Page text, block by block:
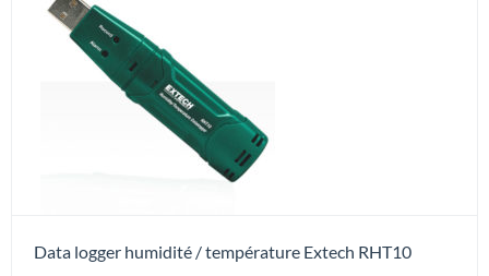
Data logger humidité / température Extech RHT10